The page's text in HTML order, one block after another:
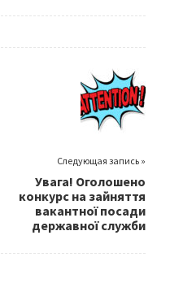
Следующая запись »
Увага! Оголошено
конкурс на зайняття
вакантної посади
державної служби